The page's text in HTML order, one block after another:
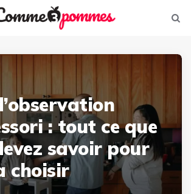
: tout ce que
savoir pour
choisir